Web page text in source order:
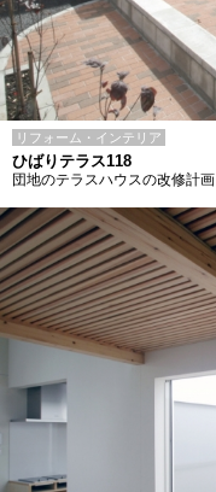
リフォーム・インテリア
ひばりテラス118
団地のテラスハウスの改修計画